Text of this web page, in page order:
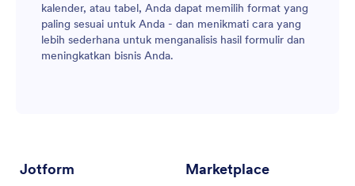
kalender, atau tabel, Anda dapat memilih format yang
paling sesuai untuk Anda - dan menikmati cara yang
lebih sederhana untuk menganalisis hasil formulir dan
meningkatkan bisnis Anda.
Jotform Marketplace